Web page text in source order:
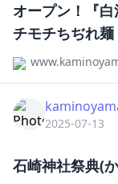
オープン！『
チモチちぢれ麺
2025-07-13
石崎神社祭典(